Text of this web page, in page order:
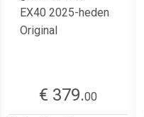
€ 379.00